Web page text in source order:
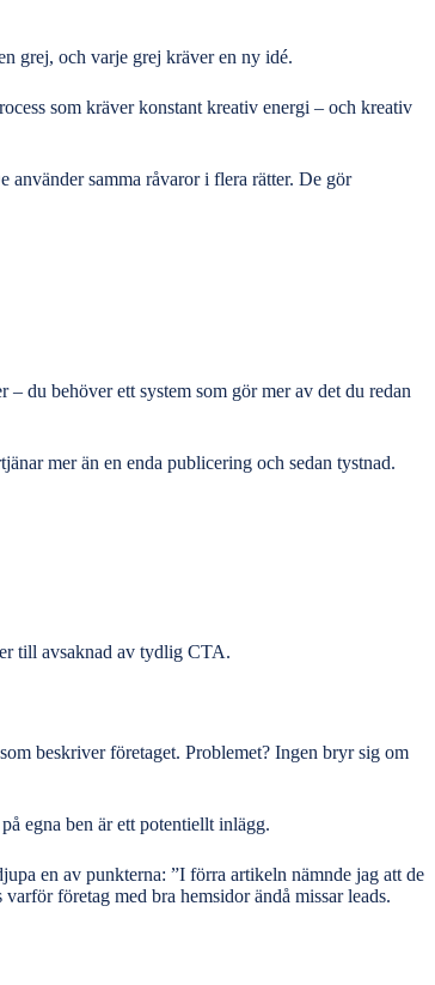
grej, och varje grej kräver en ny idé.
som kräver konstant kreativ energi – och kreativ
använder samma råvaror i flera rätter. De gör
du behöver ett system som gör mer av det du redan
mer än en enda publicering och sedan tystnad.
till avsaknad av tydlig CTA.
beskriver företaget. Problemet? Ingen bryr sig om
egna ben är ett potentiellt inlägg.
en av punkterna: ”I förra artikeln nämnde jag att de
företag med bra hemsidor ändå missar leads.